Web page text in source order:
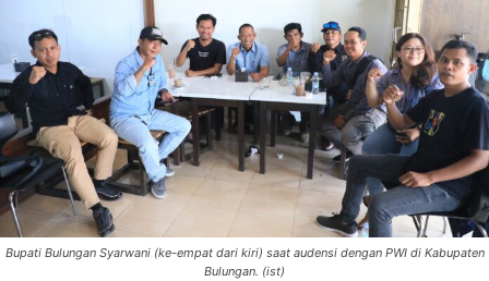
Bupati Bulungan Syarwani (ke-empat dari kiri) saat audensi dengan PWI di Kabupaten
Bulungan. (ist)